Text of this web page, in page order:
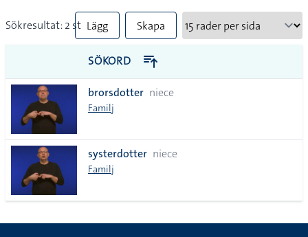
Sökresultat: 2 st Lägg
till
alla i
lista
Skapa
PDF
SÖKORD
brorsdotter niece
Familj
systerdotter niece
Familj